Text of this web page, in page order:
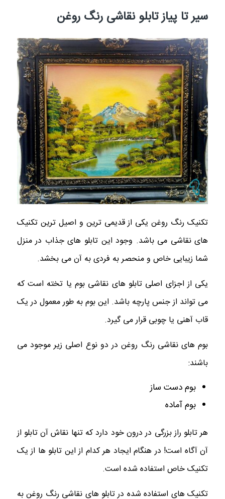
سیر تا پیاز تابلو نقاشی رنگ روغن
تکنیک رنگ روغن یکی از قدیمی ترین و اصیل ترین تکنیک
های نقاشی می باشد. وجود این تابلو های جذاب در منزل
شما زیبایی خاص و منحصر به فردی به آن می بخشد.
یکی از اجزای اصلی تابلو های نقاشی بوم یا تخته است که
می تواند از جنس پارچه باشد. این بوم به طور معمول در یک
قاب آهنی یا چوبی قرار می گیرد.
بوم های نقاشی رنگ روغن در دو نوع اصلی زیر موجود می
باشند:
بوم دست ساز
بوم آماده
هر تابلو راز بزرگی در درون خود دارد که تنها نقاش آن تابلو از
آن آگاه است! در هنگام ایجاد هر کدام از این تابلو ها از یک
تکنیک خاص استفاده شده است.
تکنیک های استفاده شده در تابلو های نقاشی رنگ روغن به